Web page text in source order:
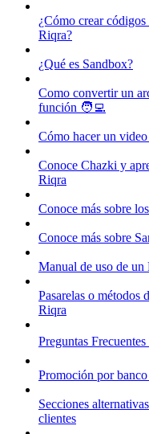
¿Cómo crear
Riqra?
¿Qué es Sandbox?
Como convertir un
función 🧑‍💻
Cómo hacer un
Conoce Chazki y
Riqra
Conoce más sobre
Conoce más sobre
Manual de uso de
Pasarelas o métodos
Riqra
Preguntas
Promoción por
Secciones
clientes